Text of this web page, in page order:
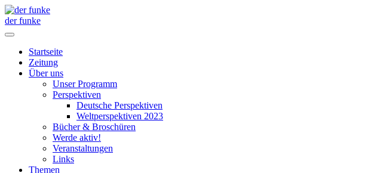
der funke
Startseite
Zeitung
Über uns
Unser Programm
Perspektiven
Deutsche Perspektiven
Weltperspektiven 2023
Bücher & Broschüren
Werde aktiv!
Veranstaltungen
Links
Themen